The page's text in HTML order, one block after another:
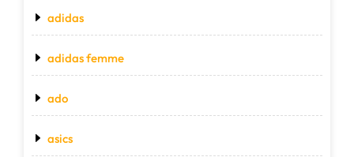
adidas
adidas femme
ado
asics